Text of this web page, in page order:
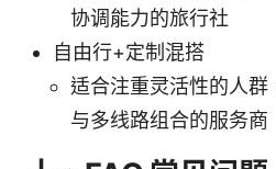
协调能力的旅行社
自由行+定制混搭
适合注重灵活性的人群
与多线路组合的服务商